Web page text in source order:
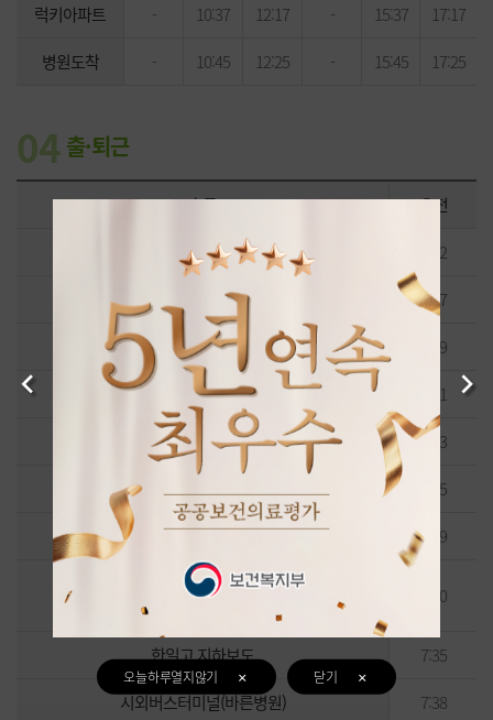
럭키아파트 - 10:37 12:17 - 15:37
17:17
병원도착
- 10:45 12:25 - 15:45 17:25
04 출·퇴근
출근
오전
동부시장 출발(농협건너편)
7:12
아동학대예방센터
7:17
다미원(중화요리)
7:19
BYC
7:21
참예수교회
7:23
미래내과
7:25
정한샘 내과의원
7:29
중화산동 건설공제조합
(국제라이온스협회 전북지구)
7:30
한일고 지하보도
7:35
시외버스터미널(바른병원)
7:38
Previous Next
오늘하루열지않기 닫기